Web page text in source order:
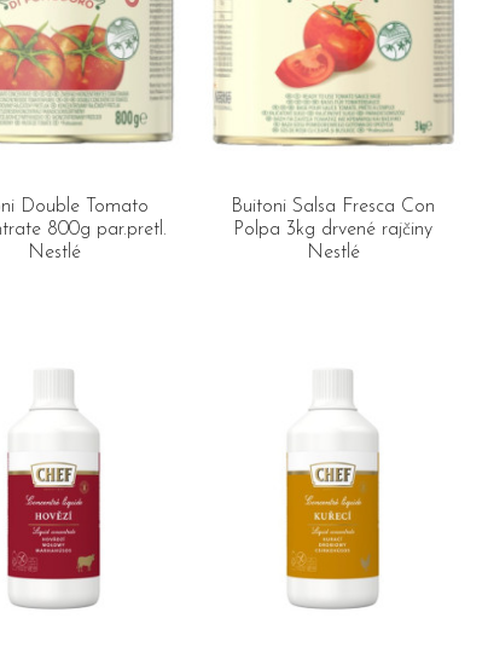
Double Tomato
800g par.pretl.
Nestlé
Buitoni Salsa Fresca Con
Polpa 3kg drvené rajčiny
Nestlé